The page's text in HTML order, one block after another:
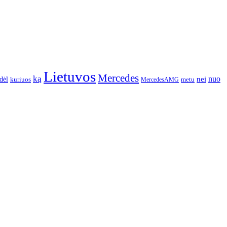
kuriuos ką LietuvosMercedes MercedesAMG metu nei nuo